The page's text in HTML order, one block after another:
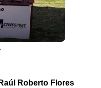
Roberto Flores